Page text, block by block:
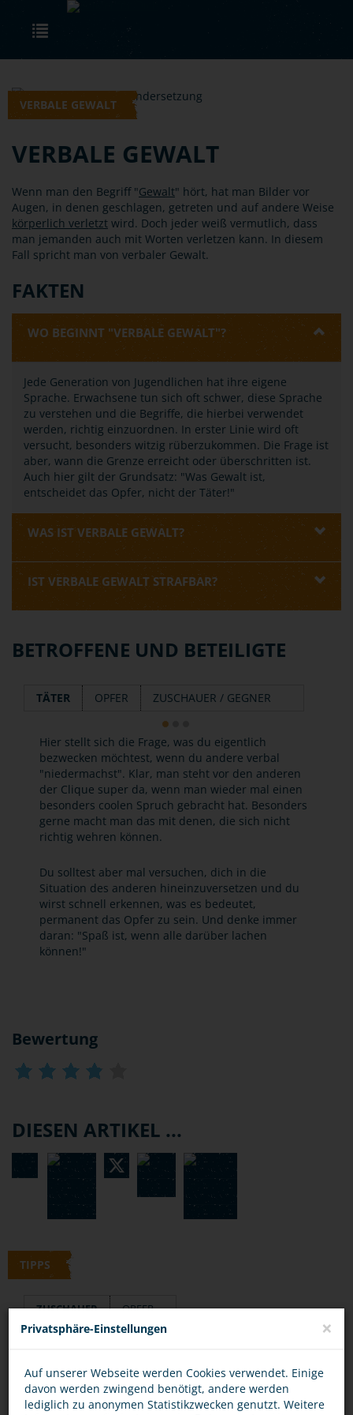
Skip to main content
VERBALE GEWALT
VERBALE GEWALT
Wenn man den Begriff "Gewalt" hört, hat man Bilder vor
Augen, in denen geschlagen, getreten und auf andere Weise
körperlich verletzt wird. Doch jeder weiß vermutlich, dass
man jemanden auch mit Worten verletzen kann. In diesem
Fall spricht man von verbaler Gewalt.
FAKTEN
WO BEGINNT "VERBALE GEWALT"?
Jede Generation von Jugendlichen hat ihre eigene
Sprache. Erwachsene tun sich oft schwer, diese Sprache
zu verstehen und die Begriffe, die hierbei verwendet
werden, richtig einzuordnen. In erster Linie wird oft
versucht, besonders witzig rüberzukommen. Die Frage ist
aber, wann die Grenze erreicht oder überschritten ist.
Auch hier gilt der Grundsatz: "Was Gewalt ist,
entscheidet das Opfer, nicht der Täter!"
WAS IST VERBALE GEWALT?
IST VERBALE GEWALT STRAFBAR?
BETROFFENE UND BETEILIGTE
TÄTER OPFER ZUSCHAUER / GEGNER
Hier stellt sich die Frage, was du eigentlich
bezwecken möchtest, wenn du andere verbal
"niedermachst". Klar, man steht vor den anderen
der Clique super da, wenn man wieder mal einen
besonders coolen Spruch gebracht hat. Besonders
gerne macht man das mit denen, die sich nicht
richtig wehren können.
Du solltest aber mal versuchen, dich in die
Situation des anderen hineinzuversetzen und du
wirst schnell erkennen, was es bedeutet,
permanent das Opfer zu sein. Und denke immer
daran: "Spaß ist, wenn alle darüber lachen
können!"
Bewertung
DIESEN ARTIKEL ...
TIPPS
ZUSCHAUER OPFER
schikaniert und nicht für voll genommen
werden!
Privatsphäre-Einstellungen ×
Auf unserer Webseite werden Cookies verwendet. Einige
davon werden zwingend benötigt, andere werden
lediglich zu anonymen Statistikzwecken genutzt. Weitere